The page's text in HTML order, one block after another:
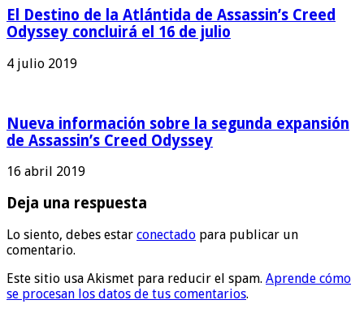
El Destino de la Atlántida de Assassin’s Creed
Odyssey concluirá el 16 de julio
4 julio 2019
Nueva información sobre la segunda expansión
de Assassin’s Creed Odyssey
16 abril 2019
Deja una respuesta
Lo siento, debes estar conectado para publicar un
comentario.
Este sitio usa Akismet para reducir el spam. Aprende cómo
se procesan los datos de tus comentarios.